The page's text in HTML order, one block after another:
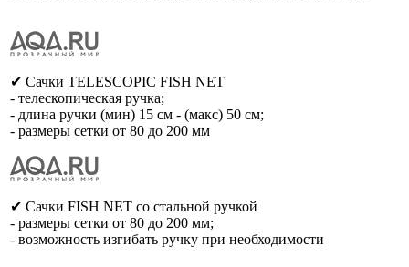
✔ Сачки TELESCOPIC FISH NET
- телескопическая ручка;
- длина ручки (мин) 15 см - (макс) 50 см;
- размеры сетки от 80 до 200 мм
✔ Сачки FISH NET со стальной ручкой
- размеры сетки от 80 до 200 мм;
- возможность изгибать ручку при необходимости